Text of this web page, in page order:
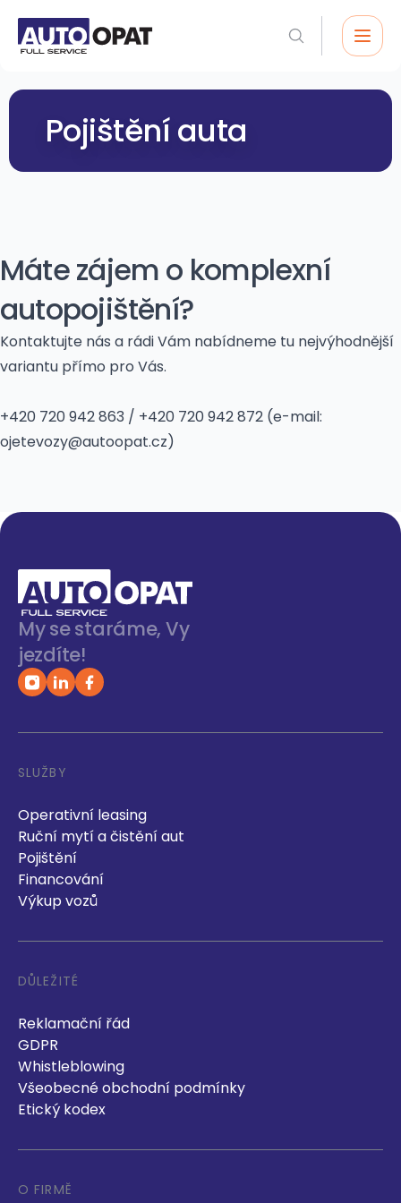
Pojištění auta
Máte zájem o komplexní
autopojištění?
Kontaktujte nás a rádi Vám nabídneme tu nejvýhodnější
variantu přímo pro Vás.
+420 720 942 863 / +420 720 942 872 (e-mail:
ojetevozy@autoopat.cz)
My se staráme, Vy
jezdíte!
SLUŽBY
Operativní leasing
Ruční mytí a čistění aut
Pojištění
Financování
Výkup vozů
DŮLEŽITÉ
Reklamační řád
GDPR
Whistleblowing
Všeobecné obchodní podmínky
Etický kodex
O FIRMĚ